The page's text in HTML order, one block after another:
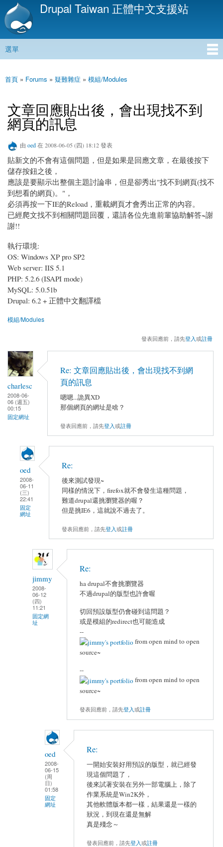
移
內
Drupal Taiwan 正體中文支援站
主選單
選單
您在這裡
首頁 » Forums » 疑難雜症 » 模組/Modules
文章回應貼出後，會出現找不到
網頁的訊息
由 oed在 2008-06-05 (四) 18:12 發表
貼新文的不會有這個問題，但是如果是回應文章，在最後按下
儲存按鈕之後，
應該是要顯示出整個主題討論串，但是卻秀出"找不到網頁(找不
到想看的網頁)。"，
必須再按一下IE的Reload，重載網頁才會秀出正常的內容。
已經爬文找不到相關問題回覆，還請各位先進前輩協助解答~謝
謝!!
執行環境:
OS: Windows XP pro SP2
Web server: IIS 5.1
PHP: 5.2.6 (ISAPI mode)
MySQL: 5.0.51b
Drupal: 6.2 + 正體中文翻譯檔
模組/Modules
發表回應前，請先登入或註冊
charlesc
2008-06-
06 (週五)
00:15
固定網址
Re: 文章回應貼出後，會出現找不到網
頁的訊息
嗯嗯...詭異XD
那個網頁的網址是啥？
發表回應前，請先登入或註冊
oed
2008-
06-11
(三)
22:41
固定
網址
Re:
後來測試發現~
同樣的情況下，firefox就不會發生這種問題，
難道drupal還挑瀏覽器的喔？
但是挑IE6，這就說不過去了。
發表回應前，請先登入或註冊
jimmy
2008-
06-12
(四)
11:21
固定網
址
Re:
ha drupal不會挑瀏覽器
不過drupal的版型也許會喔
切回預設版型仍會碰到這問題？
或是模組的redirect也可能造成
--
from open mind to open
source~
--
from open mind to open
source~
發表回應前，請先登入或註冊
oed
2008-
06-15
(周
日)
01:58
固定
網址
Re:
一開始安裝好用預設的版型，就已經發
現這個問題了，
後來試著安裝在另外一部電腦上，除了
作業系統是Win2K外，
其他軟體版本都一樣，結果還是一樣的
狀況，到現在還是無解
真是殘念～
發表回應前，請先登入或註冊